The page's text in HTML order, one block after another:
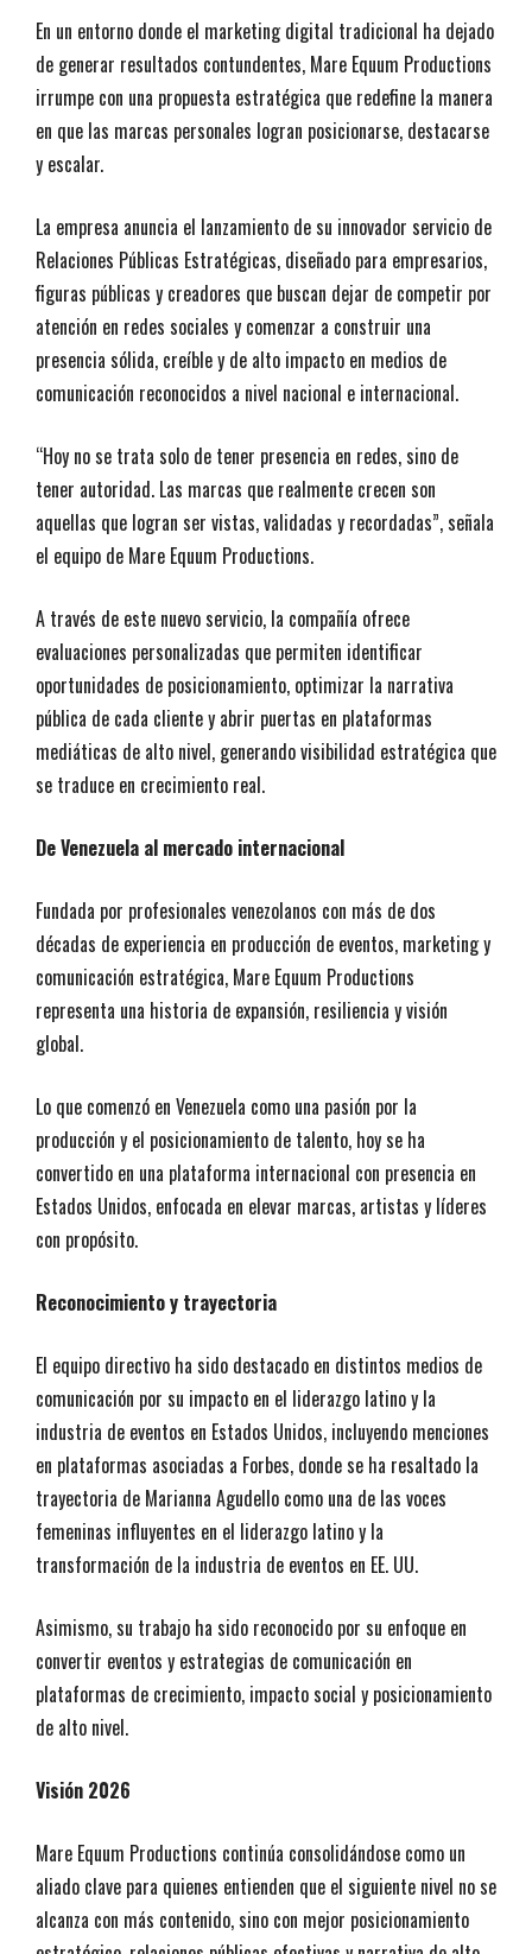
En un entorno donde el marketing digital tradicional ha dejado
de generar resultados contundentes, Mare Equum Productions
irrumpe con una propuesta estratégica que redefine la manera
en que las marcas personales logran posicionarse, destacarse
y escalar.
La empresa anuncia el lanzamiento de su innovador servicio de
Relaciones Públicas Estratégicas, diseñado para empresarios,
figuras públicas y creadores que buscan dejar de competir por
atención en redes sociales y comenzar a construir una
presencia sólida, creíble y de alto impacto en medios de
comunicación reconocidos a nivel nacional e internacional.
“Hoy no se trata solo de tener presencia en redes, sino de
tener autoridad. Las marcas que realmente crecen son
aquellas que logran ser vistas, validadas y recordadas”, señala
el equipo de Mare Equum Productions.
A través de este nuevo servicio, la compañía ofrece
evaluaciones personalizadas que permiten identificar
oportunidades de posicionamiento, optimizar la narrativa
pública de cada cliente y abrir puertas en plataformas
mediáticas de alto nivel, generando visibilidad estratégica que
se traduce en crecimiento real.
De Venezuela al mercado internacional
Fundada por profesionales venezolanos con más de dos
décadas de experiencia en producción de eventos, marketing y
comunicación estratégica, Mare Equum Productions
representa una historia de expansión, resiliencia y visión
global.
Lo que comenzó en Venezuela como una pasión por la
producción y el posicionamiento de talento, hoy se ha
convertido en una plataforma internacional con presencia en
Estados Unidos, enfocada en elevar marcas, artistas y líderes
con propósito.
Reconocimiento y trayectoria
El equipo directivo ha sido destacado en distintos medios de
comunicación por su impacto en el liderazgo latino y la
industria de eventos en Estados Unidos, incluyendo menciones
en plataformas asociadas a Forbes, donde se ha resaltado la
trayectoria de Marianna Agudello como una de las voces
femeninas influyentes en el liderazgo latino y la
transformación de la industria de eventos en EE. UU.
Asimismo, su trabajo ha sido reconocido por su enfoque en
convertir eventos y estrategias de comunicación en
plataformas de crecimiento, impacto social y posicionamiento
de alto nivel.
Visión 2026
Mare Equum Productions continúa consolidándose como un
aliado clave para quienes entienden que el siguiente nivel no se
alcanza con más contenido, sino con mejor posicionamiento